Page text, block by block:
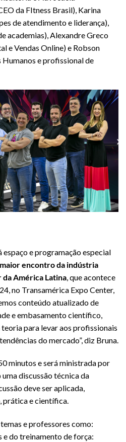
da FItness Brasil), Karina
de atendimento e liderança),
academias), Alexandre Greco
e Vendas Online) e Robson
Humanos e profissional de
espaço e programação especial
maior encontro da indústria
América Latina , que acontece
no Transamérica Expo Center,
conteúdo atualizado de
e embasamento científico,
para levar aos profissionais
do mercado”, diz Bruna.
minutos e será ministrada por
discussão técnica da
deve ser aplicada,
prática e científica.
e professores como:
e do treinamento de força: